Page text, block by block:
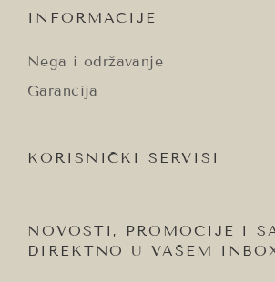
INFORMACIJE
Nega i održavanje
Garancija
KORISNIČKI SERVISI
NOVOSTI, PROMOCIJE I
DIREKTNO U VAŠEM